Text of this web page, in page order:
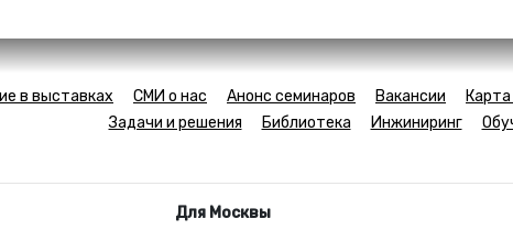
в выставках СМИ о нас Анонс семинаров Вакансии
Задачи и решения
Библиотека Инжиниринг
Для Москвы